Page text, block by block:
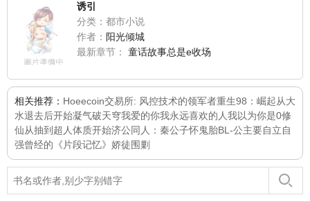
诱引
分类：都市小说
作者： 阳光倾城
最新章节：
童话故事总是e收场
相关推荐： Hoeecoin交易所: 风控技术的领军者重生98：崛起从大
水退去后开始凝气破天穹我爱的你我永远喜欢的人我以为你是0修
仙从抽到超人体质开始济公同人：秦公子怀鬼胎BL-公主要自立自
强曾经的《片段记忆》 娇徒围剿